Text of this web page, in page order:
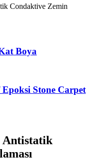
Condaktive Zemin
Boya
Stone Carpet
Antistatik